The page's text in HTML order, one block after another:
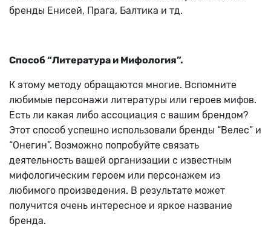
бренды Енисей, Прага, Балтика и тд.
Способ “Литература и Мифология”.
К этому методу обращаются многие. Вспомните
любимые персонажи литературы или героев мифов.
Есть ли какая либо ассоциация с вашим брендом?
Этот способ успешно использовали бренды “Велес” и
“Онегин”. Возможно попробуйте связать
деятельность вашей организации с известным
мифологическим героем или персонажем из
любимого произведения. В результате может
получится очень интересное и яркое название
бренда.